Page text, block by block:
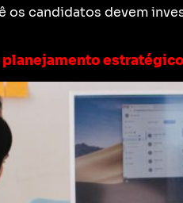
os candidatos devem